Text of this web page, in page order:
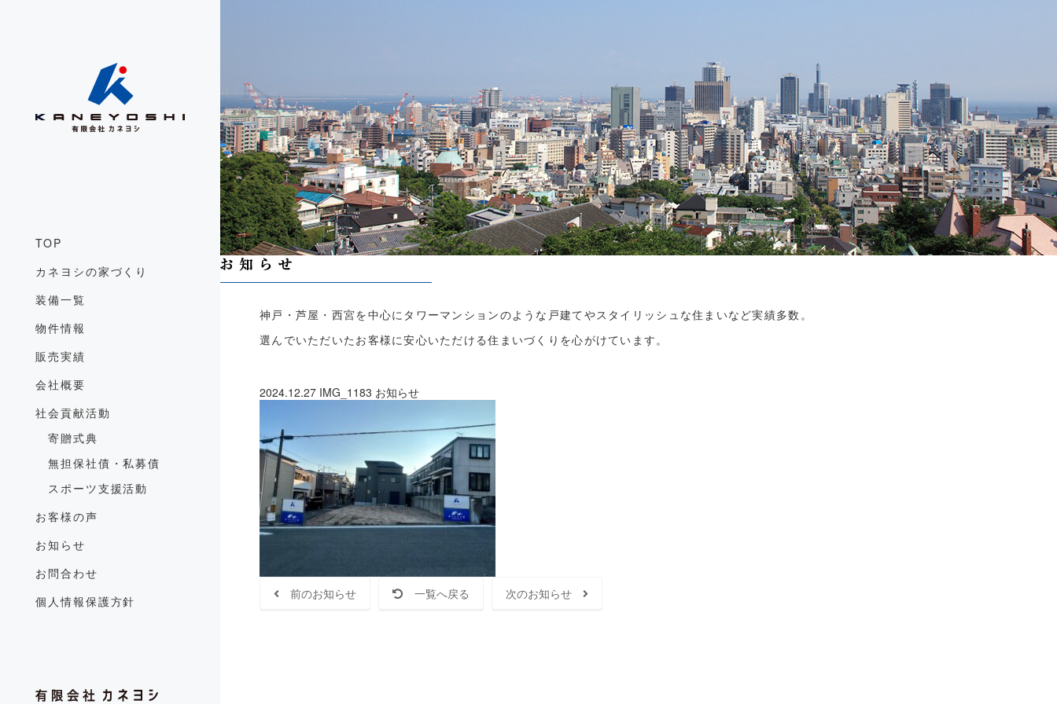
TOP
カネヨシの家づくり
装備一覧
物件情報
販売実績
会社概要
社会貢献活動
寄贈式典
無担保社債・私募債
スポーツ支援活動
お客様の声
お知らせ
お問合わせ
個人情報保護方針
神戸・芦屋・西宮を中心にタワーマンションのような戸建てやスタイリッシュな住まいなど実績多数。
選んでいただいたお客様に安心いただける住まいづくりを心がけています。
2024.12.27 IMG_1183 お知らせ
前のお知らせ 一覧へ戻る 次のお知らせ